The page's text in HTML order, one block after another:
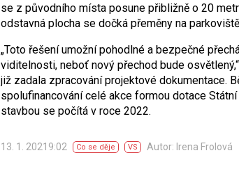
se z původního místa posune přibližně o 20
odstavná plocha se dočká přeměny na
„Toto řešení umožní pohodlné a bezpečné
viditelnosti, neboť nový přechod bude
již zadala zpracování projektové dokumentace.
spolufinancování celé akce formou dotace
stavbou se počítá v roce 2022.
13. 1. 20219:02 Co se děje VS Autor: Irena Frolová